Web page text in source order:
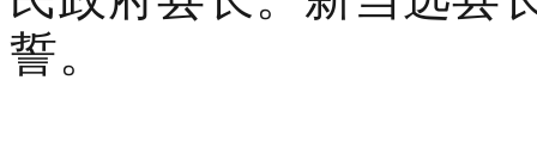
誓。